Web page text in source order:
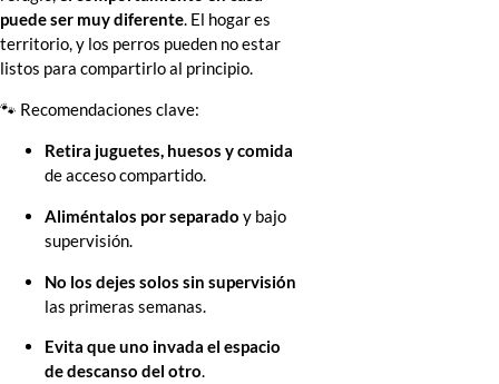
puede ser muy diferente. El hogar es
territorio, y los perros pueden no estar
listos para compartirlo al principio.
🐾 Recomendaciones clave:
Retira juguetes, huesos y comida
de acceso compartido.
Aliméntalos por separado y bajo
supervisión.
No los dejes solos sin supervisión
las primeras semanas.
Evita que uno invada el espacio
de descanso del otro.